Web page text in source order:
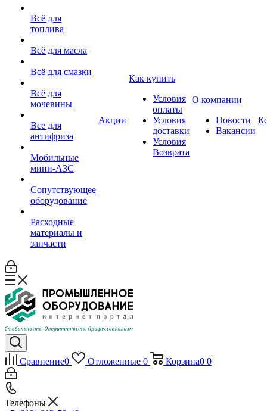
Всё для
топлива
Всё для масла
Всё для смазки
Всё для
мочевины
Все для
антифриза
Мобильные
мини-АЗС
Сопутствующее
оборудование
Расходные
материалы и
запчасти
Акции
Как купить
Условия
оплаты
Условия
доставки
Условия
Возврата
О компании
Новости
Вакансии
Сравнение0 Отложенные 0 Корзина0 0
Телефоны